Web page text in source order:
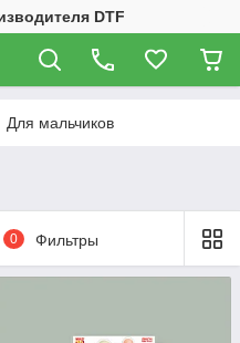
DTF
Для мальчиков
0 Фильтры